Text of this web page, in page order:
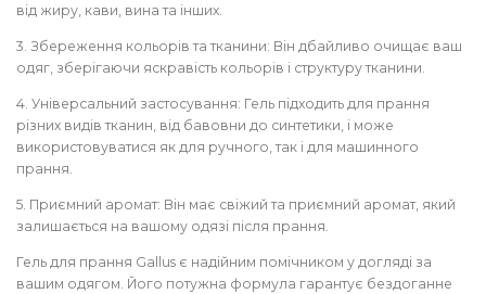
від жиру, кави, вина та інших.
3. Збереження кольорів та тканини: Він дбайливо очищає ваш
одяг, зберігаючи яскравість кольорів і структуру тканини.
4. Універсальний застосування: Гель підходить для прання
різних видів тканин, від бавовни до синтетики, і може
використовуватися як для ручного, так і для машинного
прання.
5. Приємний аромат: Він має свіжий та приємний аромат, який
залишається на вашому одязі після прання.
Гель для прання Gallus є надійним помічником у догляді за
вашим одягом. Його потужна формула гарантує бездоганне